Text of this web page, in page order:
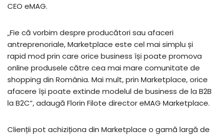
CEO eMAG.
„Fie că vorbim despre producători sau afaceri
antreprenoriale, Marketplace este cel mai simplu și
rapid mod prin care orice business își poate promova
online produsele către cea mai mare comunitate de
shopping din România. Mai mult, prin Marketplace, orice
afacere își poate extinde modelul de business de la B2B
la B2C”, adaugă Florin Filote director eMAG Marketplace.
Clienții pot achiziționa din Marketplace o gamă largă de